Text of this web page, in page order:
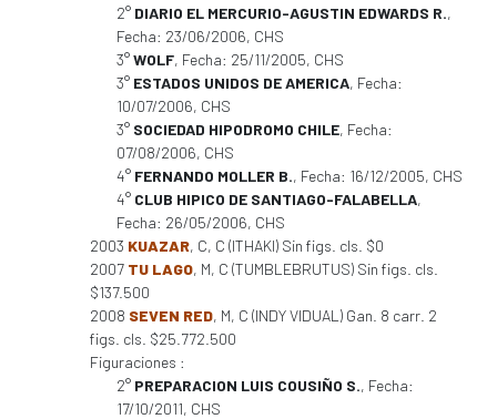
2° DIARIO EL MERCURIO-AGUSTIN EDWARDS R.,
Fecha: 23/06/2006, CHS
3°WOLF, Fecha: 25/11/2005, CHS
3° ESTADOS UNIDOS DE AMERICA, Fecha:
10/07/2006, CHS
3° SOCIEDAD HIPODROMO CHILE, Fecha:
07/08/2006, CHS
4° FERNANDO MOLLER B., Fecha: 16/12/2005, CHS
4° CLUB HIPICO DE SANTIAGO-FALABELLA,
Fecha: 26/05/2006, CHS
2003 KUAZAR, C, C (ITHAKI) Sin figs. cls. $0
2007 TU LAGO, M, C (TUMBLEBRUTUS) Sin figs. cls.
$137.500
2008 SEVEN RED, M, C (INDY VIDUAL) Gan. 8 carr. 2
figs. cls. $25.772.500
Figuraciones :
2° PREPARACION LUIS COUSIÑO S., Fecha:
17/10/2011, CHS